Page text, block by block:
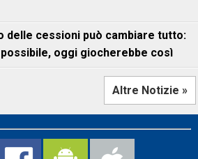
delle cessioni può cambiare tutto:
oggi giocherebbe così
Altre Notizie »